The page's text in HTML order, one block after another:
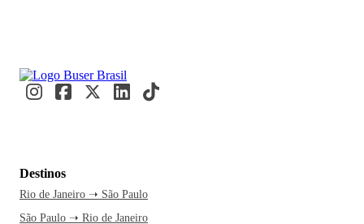
Destinos
Rio de Janeiro ➝ São Paulo
São Paulo ➝ Rio de Janeiro